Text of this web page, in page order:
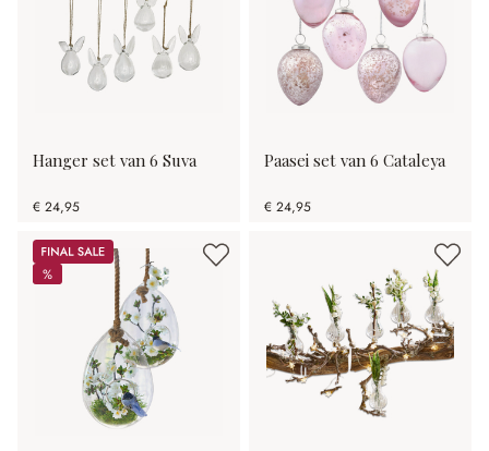
Hanger set van 6 Suva
€ 24,95
Paasei set van 6 Cataleya
€ 24,95
Sale
%
%